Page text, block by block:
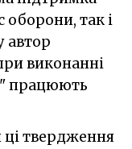
оборони, так і
автор
виконанні
працюють
ці твердження